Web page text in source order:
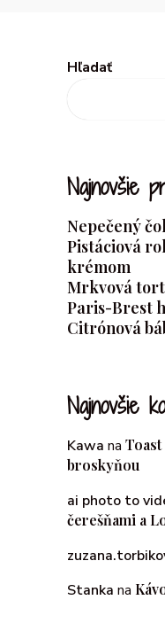
Hľadať
Najnovšie
Nepečený
Pistáciová
krémom
Mrkvová
Paris-Brest
Citrónová
Najnovšie
Kawa na
broskyňou
ai photo to
čerešňami a
Stanka na